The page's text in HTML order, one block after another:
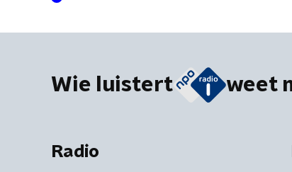
Wie luistert weet
Radio